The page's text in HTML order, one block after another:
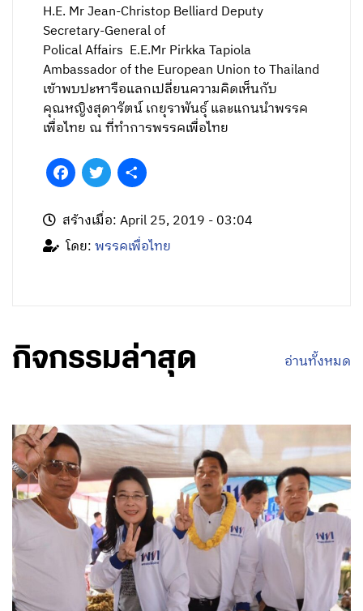
H.E. Mr Jean-Christop Belliard Deputy
Secretary-General of
Polical Affairs E.E.Mr Pirkka Tapiola
Ambassador of the European Union to Thailand
เข้าพบปะหารือแลกเปลี่ยนความคิดเห็นกับ
คุณหญิงสุดารัตน์ เกยุราพันธุ์ และแกนนำพรรค
เพื่อไทย ณ ที่ทำการพรรคเพื่อไทย
FacebookTwitter
สร้างเมื่อ: April 25, 2019 - 03:04
โดย:พรรคเพื่อไทย
กิจกรรมล่าสุด อ่านทั้งหมด